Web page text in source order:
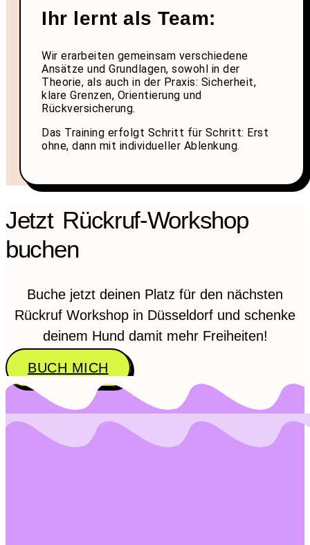
Ihr lernt als Team:
Wir erarbeiten gemeinsam verschiedene
Ansätze und Grundlagen, sowohl in der
Theorie, als auch in der Praxis: Sicherheit,
klare Grenzen, Orientierung und
Rückversicherung.
Das Training erfolgt Schritt für Schritt: Erst
ohne, dann mit individueller Ablenkung.
Jetzt Rückruf-Workshop
buchen
Buche jetzt deinen Platz für den nächsten
Rückruf Workshop in Düsseldorf und schenke
deinem Hund damit mehr Freiheiten!
BUCH MICH